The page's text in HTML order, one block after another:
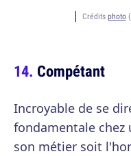
Crédits photo(
Compétant
Incroyable de se
fondamentale chez
son métier soit